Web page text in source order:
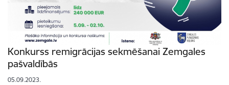
Konkurss remigrācijas sekmēšanai Zemgales
pašvaldībās
05.09.2023.